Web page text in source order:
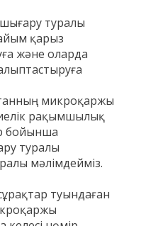
туралы
қарыз
және оларда
микроқаржы
рақымшылық
бойынша
туралы
мәлімдейміз.
туындаған